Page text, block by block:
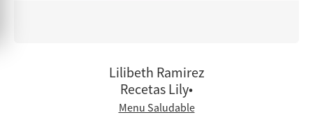
Lilibeth Ramirez
Recetas Lily•
Menu Saludable